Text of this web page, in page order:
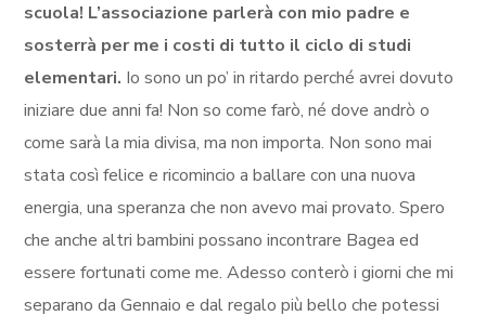
scuola! L’associazione parlerà con mio padre e
sosterrà per me i costi di tutto il ciclo di studi
elementari. Io sono un po’ in ritardo perché avrei dovuto
iniziare due anni fa! Non so come farò, né dove andrò o
come sarà la mia divisa, ma non importa. Non sono mai
stata così felice e ricomincio a ballare con una nuova
energia, una speranza che non avevo mai provato. Spero
che anche altri bambini possano incontrare Bagea ed
essere fortunati come me. Adesso conterò i giorni che mi
separano da Gennaio e dal regalo più bello che potessi